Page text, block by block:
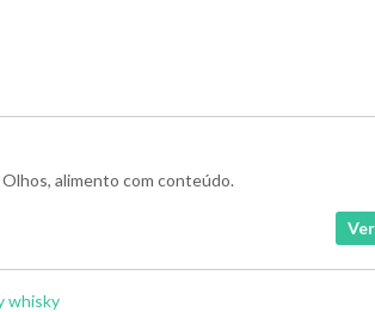
alimento com conteúdo.
whisky